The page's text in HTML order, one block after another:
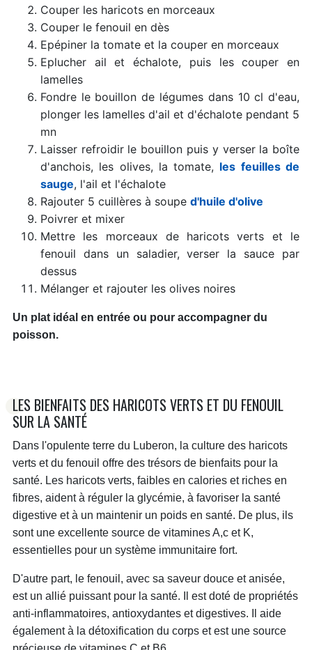
Couper les haricots en morceaux
Couper le fenouil en dès
Epépiner la tomate et la couper en morceaux
Eplucher ail et échalote, puis les couper en
lamelles
Fondre le bouillon de légumes dans 10 cl d'eau,
plonger les lamelles d'ail et d'échalote pendant 5
mn
Laisser refroidir le bouillon puis y verser la boîte
d'anchois, les olives, la tomate, les feuilles de
sauge, l'ail et l'échalote
Rajouter 5 cuillères à soupe d'huile d'olive
Poivrer et mixer
Mettre les morceaux de haricots verts et le
fenouil dans un saladier, verser la sauce par
dessus
Mélanger et rajouter les olives noires
Un plat idéal en entrée ou pour accompagner du
poisson.
LES BIENFAITS DES HARICOTS VERTS ET DU FENOUIL
SUR LA SANTÉ
Dans l'opulente terre du Luberon, la culture des haricots
verts et du fenouil offre des trésors de bienfaits pour la
santé. Les haricots verts, faibles en calories et riches en
fibres, aident à réguler la glycémie, à favoriser la santé
digestive et à un maintenir un poids en santé. De plus, ils
sont une excellente source de vitamines A,c et K,
essentielles pour un système immunitaire fort.
D'autre part, le fenouil, avec sa saveur douce et anisée,
est un allié puissant pour la santé. Il est doté de propriétés
anti-inflammatoires, antioxydantes et digestives. Il aide
également à la détoxification du corps et est une source